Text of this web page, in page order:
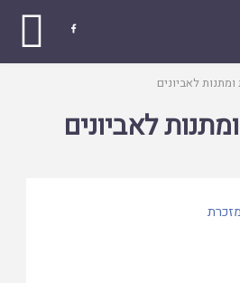

לאביונים
לאביונים